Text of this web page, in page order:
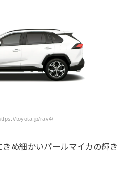
toyota.jp/rav4/
め細かいパールマイカの輝き